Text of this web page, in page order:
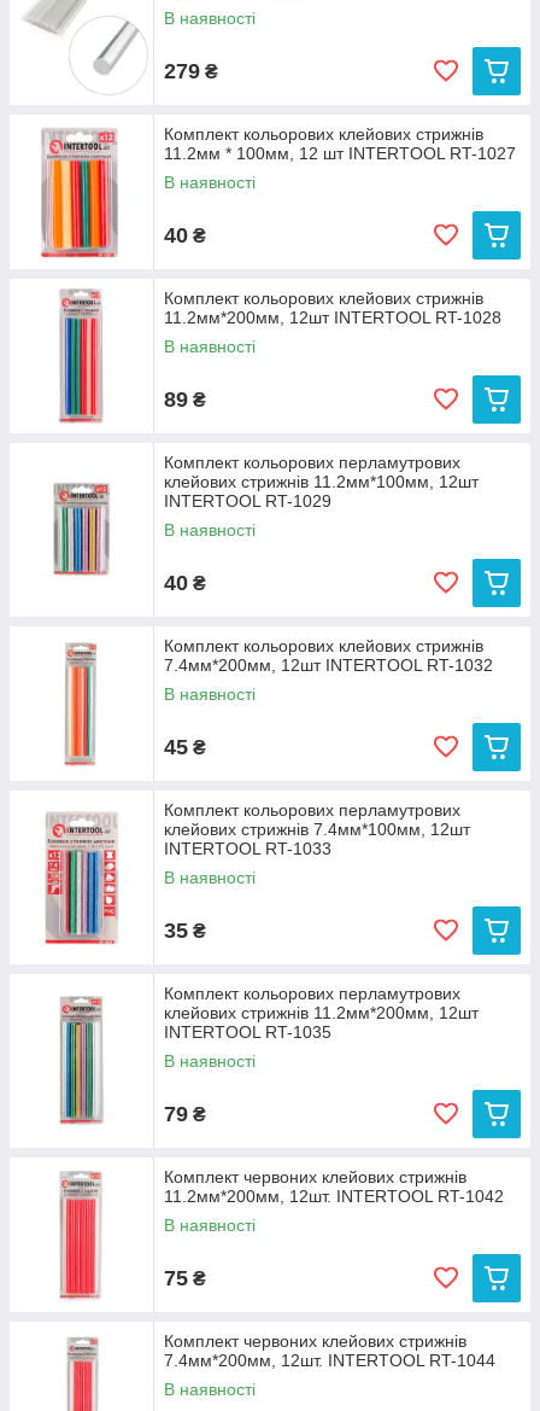
В наявності
279 ₴
Комплект кольорових клейових стрижнів
11.2мм * 100мм, 12 шт INTERTOOL RT-1027
В наявності
40 ₴
Комплект кольорових клейових стрижнів
11.2мм*200мм, 12шт INTERTOOL RT-1028
В наявності
89 ₴
Комплект кольорових перламутрових
клейових стрижнів 11.2мм*100мм, 12шт
INTERTOOL RT-1029
В наявності
40 ₴
Комплект кольорових клейових стрижнів
7.4мм*200мм, 12шт INTERTOOL RT-1032
В наявності
45 ₴
Комплект кольорових перламутрових
клейових стрижнів 7.4мм*100мм, 12шт
INTERTOOL RT-1033
В наявності
35 ₴
Комплект кольорових перламутрових
клейових стрижнів 11.2мм*200мм, 12шт
INTERTOOL RT-1035
В наявності
79 ₴
Комплект червоних клейових стрижнів
11.2мм*200мм, 12шт. INTERTOOL RT-1042
В наявності
75 ₴
Комплект червоних клейових стрижнів
7.4мм*200мм, 12шт. INTERTOOL RT-1044
В наявності